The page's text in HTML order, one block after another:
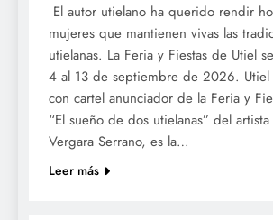
El autor utielano ha querido rendir
mujeres que mantienen vivas las
utielanas. La Feria y Fiestas de Utiel
4 al 13 de septiembre de 2026. Utiel
con cartel anunciador de la Feria y
“El sueño de dos utielanas” del
Vergara Serrano, es la…
Leer más